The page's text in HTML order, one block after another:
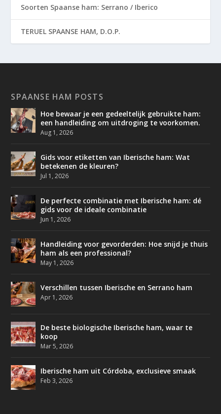
Soorten Spaanse ham: Serrano / Iberico
TERUEL SPAANSE HAM, D.O.P.
SPAANSE HAM POSTS
Hoe bewaar je een gedeeltelijk gebruikte ham:
een handleiding om uitdroging te voorkomen.
Aug 1, 2026
Gids voor etiketten van Iberische ham: Wat
betekenen de kleuren?
Jul 1, 2026
De perfecte combinatie met Iberische ham: dé
gids voor de ideale combinatie
Jun 1, 2026
Handleiding voor gevorderden: Hoe snijd je thuis
ham als een professional?
May 1, 2026
Verschillen tussen Iberische en Serrano ham
Apr 1, 2026
De beste biologische Iberische ham, waar te
koop
Mar 5, 2026
Iberische ham uit Córdoba, exclusieve smaak
Feb 3, 2026